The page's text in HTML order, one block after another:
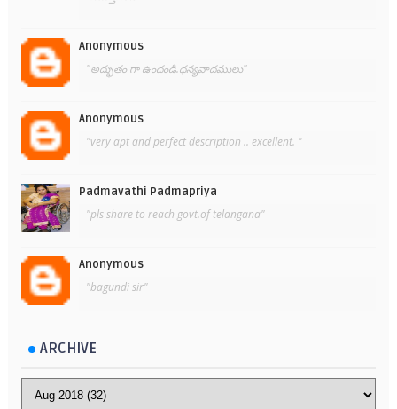
Anonymous
"అద్భుతం గా ఉందండి.ధన్యవాదములు"
Anonymous
"very apt and perfect description .. excellent. "
Padmavathi Padmapriya
"pls share to reach govt.of telangana"
Anonymous
"bagundi sir"
ARCHIVE